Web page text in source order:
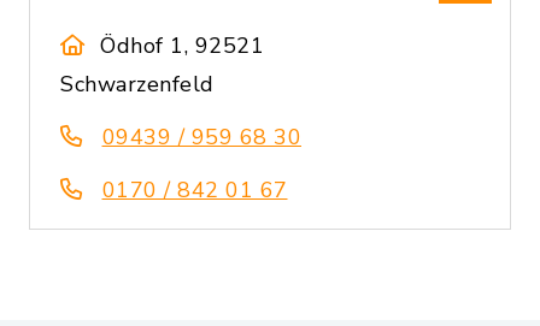
Ödhof 1, 92521
Schwarzenfeld
09439 / 959 68 30
0170 / 842 01 67